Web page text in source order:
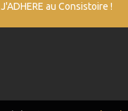
J'ADHERE au Consistoire !